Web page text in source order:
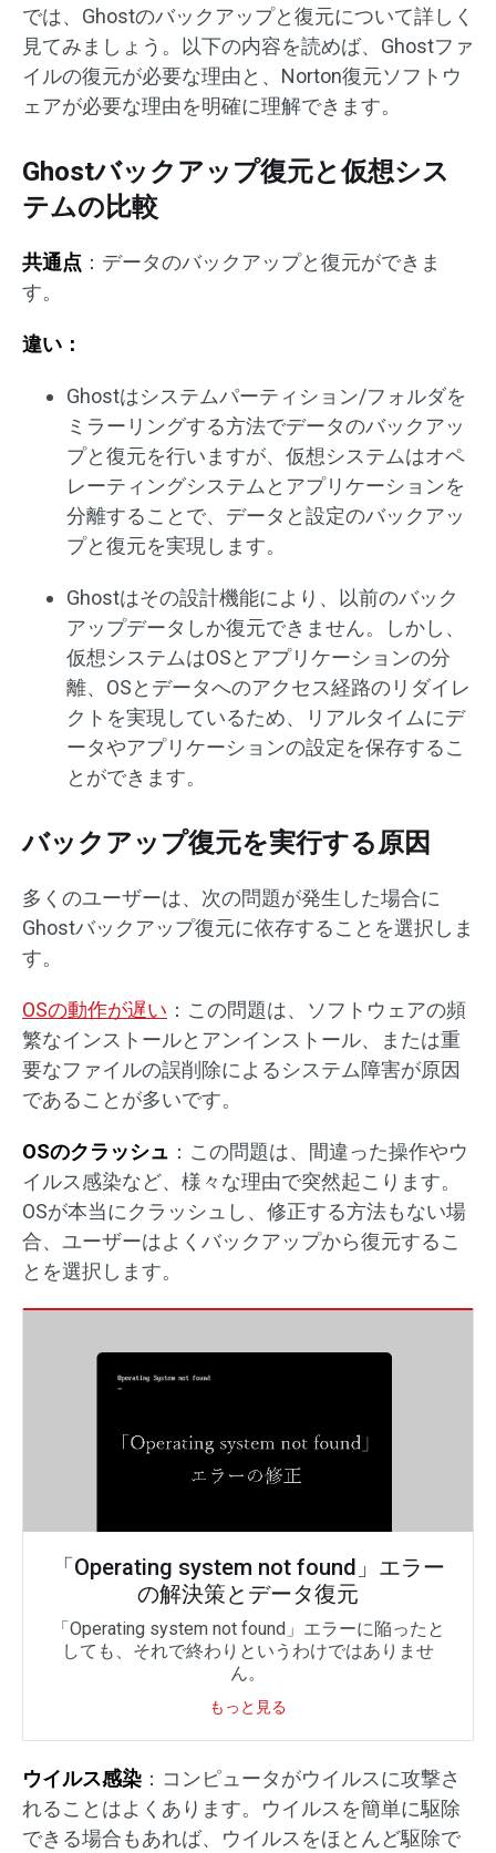
では、Ghostのバックアップと復元について詳しく
見てみましょう。以下の内容を読めば、Ghostファ
イルの復元が必要な理由と、Norton復元ソフトウ
ェアが必要な理由を明確に理解できます。
Ghostバックアップ復元と仮想シス
テムの比較
共通点 ：データのバックアップと復元ができま
す。
違い：
Ghostはシステムパーティション/フォルダを
ミラーリングする方法でデータのバックアッ
プと復元を行いますが、仮想システムはオペ
レーティングシステムとアプリケーションを
分離することで、データと設定のバックアッ
プと復元を実現します。
Ghostはその設計機能により、以前のバック
アップデータしか復元できません。しかし、
仮想システムはOSとアプリケーションの分
離、OSとデータへのアクセス経路のリダイレ
クトを実現しているため、リアルタイムにデ
ータやアプリケーションの設定を保存するこ
とができます。
バックアップ復元を実行する原因
多くのユーザーは、次の問題が発生した場合に
Ghostバックアップ復元に依存することを選択しま
す。
OSの動作が遅い ：この問題は、ソフトウェアの頻
繁なインストールとアンインストール、または重
要なファイルの誤削除によるシステム障害が原因
であることが多いです。
OSのクラッシュ ：この問題は、間違った操作やウ
イルス感染など、様々な理由で突然起こります。
OSが本当にクラッシュし、修正する方法もない場
合、ユーザーはよくバックアップから復元するこ
とを選択します。
「Operating system not found」エラー
の解決策とデータ復元
「Operating system not found」エラーに陥ったと
しても、それで終わりというわけではありませ
ん。
もっと見る
ウイルス感染 ：コンピュータがウイルスに攻撃さ
れることはよくあります。ウイルスを簡単に駆除
できる場合もあれば、ウイルスをほとんど駆除で